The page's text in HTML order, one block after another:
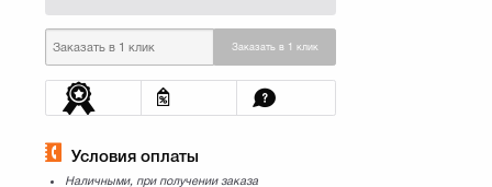
Заказать в 1 клик
Условия оплаты
Наличными, при получении заказа